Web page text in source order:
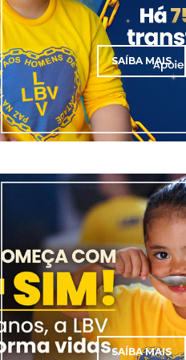
SAÍBA MAIS
SAÍBA MAIS